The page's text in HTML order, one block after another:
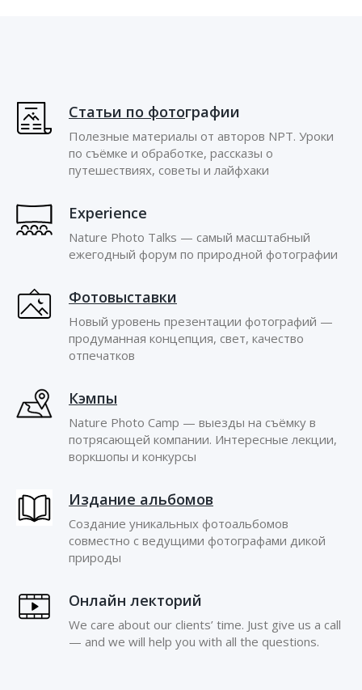
Статьи по фотографии
Полезные материалы от авторов NPT. Уроки
по съёмке и обработке, рассказы о
путешествиях, советы и лайфхаки
Experience
Nature Photo Talks — cамый масштабный
ежегодный форум по природной фотографии
Фотовыставки
Новый уровень презентации фотографий —
продуманная концепция, свет, качество
отпечатков
Кэмпы
Nature Photo Camp — выезды на съёмку в
потрясающей компании. Интересные лекции,
воркшопы и конкурсы
Издание альбомов
Создание уникальных фотоальбомов
совместно с ведущими фотографами дикой
природы
Онлайн лекторий
We care about our clients’ time. Just give us a call
— and we will help you with all the questions.